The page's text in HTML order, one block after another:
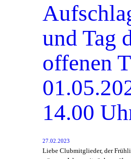
und Tag
offenen
14.00
27.02.2023
Liebe Clubmitglieder, der